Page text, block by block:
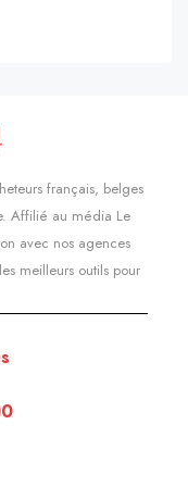
français, belges
Affilié au média Le
avec nos agences
meilleurs outils pour